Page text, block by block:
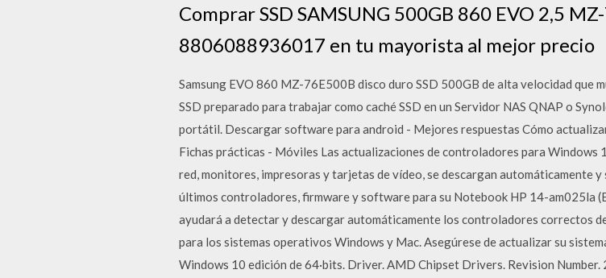
Comprar SSD SAMSUNG 500GB 860 EVO 2,5
8806088936017 en tu mayorista al mejor precio
Samsung EVO 860 MZ-76E500B disco duro SSD 500GB de alta velocidad que
SSD preparado para trabajar como caché SSD en un Servidor NAS QNAP o
portátil. Descargar software para android - Mejores respuestas Cómo
Fichas prácticas - Móviles Las actualizaciones de controladores para Windows
red, monitores, impresoras y tarjetas de vídeo, se descargan automáticamente
últimos controladores, firmware y software para su Notebook HP 14-am025la
ayudará a detectar y descargar automáticamente los controladores correctos
para los sistemas operativos Windows y Mac. Asegúrese de actualizar su
Windows 10 edición de 64·bits. Driver. AMD Chipset Drivers. Revision